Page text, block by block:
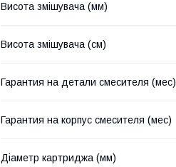
Висота змішувача (мм)
Висота змішувача (см)
Гарантия на детали смесителя (мес)
Гарантия на корпус смесителя (мес)
Діаметр картриджа (мм)